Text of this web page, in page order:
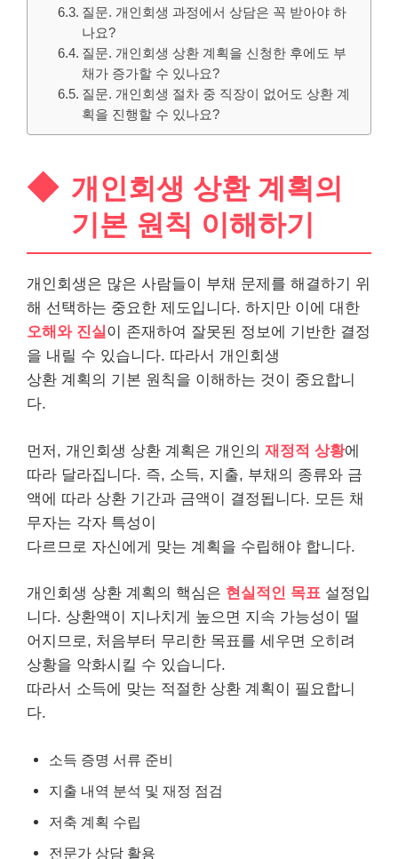
질문. 개인회생 과정에서 상담은 꼭 받아야 하
나요?
질문. 개인회생 상환 계획을 신청한 후에도 부
채가 증가할 수 있나요?
질문. 개인회생 절차 중 직장이 없어도 상환 계
획을 진행할 수 있나요?
개인회생 상환 계획의
기본 원칙 이해하기
개인회생은 많은 사람들이 부채 문제를 해결하기 위
해 선택하는 중요한 제도입니다. 하지만 이에 대한
오해와 진실이 존재하여 잘못된 정보에 기반한 결정
을 내릴 수 있습니다. 따라서 개인회생
상환 계획의 기본 원칙을 이해하는 것이 중요합니
다.
먼저, 개인회생 상환 계획은 개인의 재정적 상황에
따라 달라집니다. 즉, 소득, 지출, 부채의 종류와 금
액에 따라 상환 기간과 금액이 결정됩니다. 모든 채
무자는 각자 특성이
다르므로 자신에게 맞는 계획을 수립해야 합니다.
개인회생 상환 계획의 핵심은 현실적인 목표 설정입
니다. 상환액이 지나치게 높으면 지속 가능성이 떨
어지므로, 처음부터 무리한 목표를 세우면 오히려
상황을 악화시킬 수 있습니다.
따라서 소득에 맞는 적절한 상환 계획이 필요합니
다.
소득 증명 서류 준비
지출 내역 분석 및 재정 점검
저축 계획 수립
전문가 상담 활용